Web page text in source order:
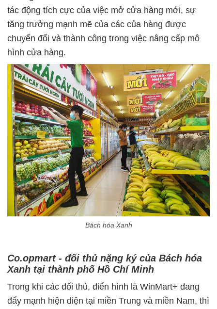
tác động tích cực của việc mở cửa hàng mới, sự
tăng trưởng mạnh mẽ của các của hàng được
chuyển đổi và thành công trong việc nâng cấp mô
hình cửa hàng.
Bách hóa Xanh
Co.opmart - đối thủ nặng ký của Bách hóa
Xanh tại thành phố Hồ Chí Minh
Trong khi các đối thủ, điển hình là WinMart+ đang
đẩy mạnh hiện diện tại miền Trung và miền Nam, thì